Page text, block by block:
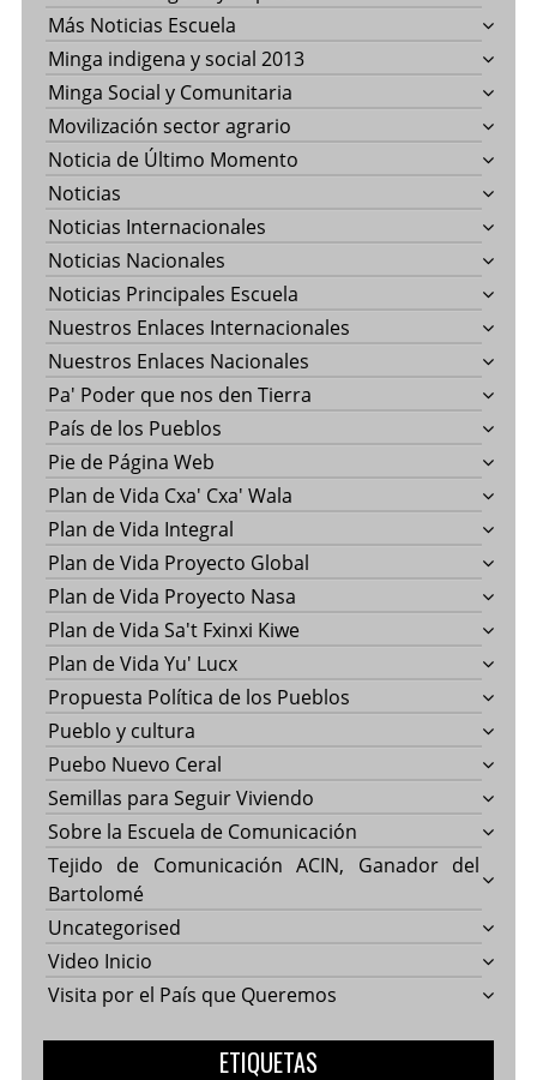
Más Noticias Escuela
Minga indigena y social 2013
Minga Social y Comunitaria
Movilización sector agrario
Noticia de Último Momento
Noticias
Noticias Internacionales
Noticias Nacionales
Noticias Principales Escuela
Nuestros Enlaces Internacionales
Nuestros Enlaces Nacionales
Pa' Poder que nos den Tierra
País de los Pueblos
Pie de Página Web
Plan de Vida Cxa' Cxa' Wala
Plan de Vida Integral
Plan de Vida Proyecto Global
Plan de Vida Proyecto Nasa
Plan de Vida Sa't Fxinxi Kiwe
Plan de Vida Yu' Lucx
Propuesta Política de los Pueblos
Pueblo y cultura
Puebo Nuevo Ceral
Semillas para Seguir Viviendo
Sobre la Escuela de Comunicación
Tejido de Comunicación ACIN, Ganador del
Bartolomé
Uncategorised
Video Inicio
Visita por el País que Queremos
ETIQUETAS